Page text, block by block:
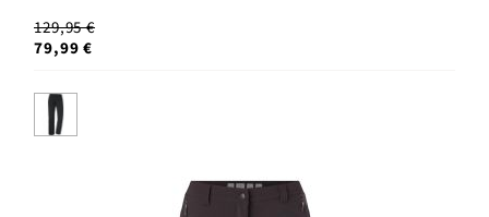
129,95 €
79,99 €